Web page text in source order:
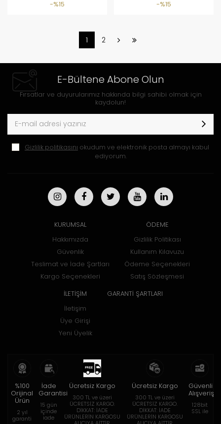
%15 %15
1 2
E-Bültene Abone Olun
Fırsatlar ve duyurularımız hakkında bilgi sahibi olmak için
kaydolun!
Gizlilik politikasını okudum ve elektronik posta almayı kabul
ediyorum.
KURUMSAL
Hakkımızda
Güvenlik
Teslimat ve İade Şartları
Kargo Seçenekleri
ÖDEME
Gizlilik Politikası
Kullanım Kılavuzu
Ödeme Seçenekleri
Satış Sözleşmesi
İLETİŞİM
İletişim
Üye Girişi
Yeni Üyelik
GARANTİ ŞARTLARI
%100
Orijinal
Ürün
2 yıl
garanti
İade
Garantisi
15 gün
içinde
iade
Ücretsiz Kargo
300 TL ve üzeri
ÜCRETSİZ KARGO.
DİKKAT: İADE
ÜRÜNLERİN KARGOSU
Ücretsiz Kargo
300 TL ve üzeri
ÜCRETSİZ KARGO.
DİKKAT: İADE
ÜRÜNLERİN KARGOSU
Güvenli
Alışveriş
128bit
SSL ile